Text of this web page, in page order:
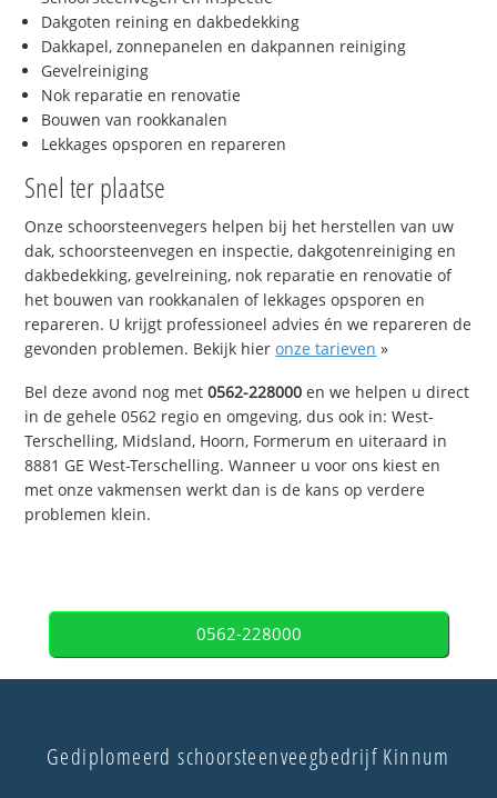
Dakgoten reining en dakbedekking
Dakkapel, zonnepanelen en dakpannen reiniging
Gevelreiniging
Nok reparatie en renovatie
Bouwen van rookkanalen
Lekkages opsporen en repareren
Snel ter plaatse
Onze schoorsteenvegers helpen bij het herstellen van uw
dak, schoorsteenvegen en inspectie, dakgotenreiniging en
dakbedekking, gevelreining, nok reparatie en renovatie of
het bouwen van rookkanalen of lekkages opsporen en
repareren. U krijgt professioneel advies én we repareren de
gevonden problemen. Bekijk hieronze tarieven »
Bel deze avond nog met0562-228000 en we helpen u direct
in de gehele 0562 regio en omgeving, dus ook in: West-
Terschelling, Midsland, Hoorn, Formerum en uiteraard in
8881 GE West-Terschelling. Wanneer u voor ons kiest en
met onze vakmensen werkt dan is de kans op verdere
problemen klein.
0562-228000
Gediplomeerd schoorsteenveegbedrijf Kinnum